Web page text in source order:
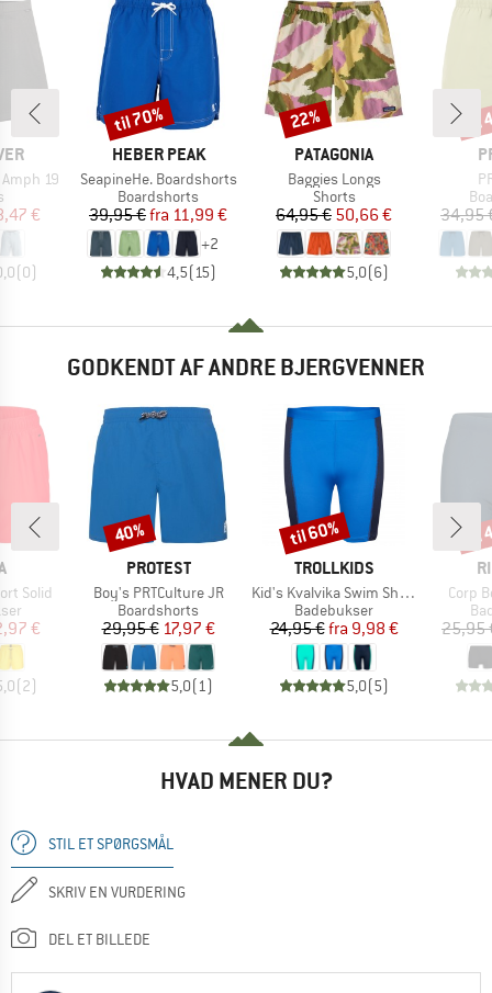
19
pris
€
(0)
MÆRKE
HEBER PEAK
Artikel
SeapineHe. Boardshorts
Produktgruppe
Boardshorts
Pris
39,95 € Nedsat pris
fra 11,99 €
+2
4,5(15)
Rabat
til 70%
MÆRKE
PATAGONIA
Artikel
Baggies Longs
Produktgruppe
Shorts
Pris
64,95 € Nedsat pris
50,66 €
5,0(6)
Rabat
22%
34,95
GODKENDT AF ANDRE BJERGVENNER
Solid
pris
€
(2)
MÆRKE
PROTEST
Artikel
Boy's PRTCulture JR
Produktgruppe
Boardshorts
Pris
29,95 €Nedsat pris
17,97 €
5,0(1)
Rabat
40%
MÆRKE
TROLLKIDS
Artikel
Kid's Kvalvika Swim Shorts
Produktgruppe
Badebukser
Pris
24,95 € Nedsat pris
fra 9,98 €
5,0(5)
Rabat
til 60%
Artikel
Corp
25,95
HVAD MENER DU?
STIL ET SPØRGSMÅL
SKRIV EN VURDERING
DEL ET BILLEDE